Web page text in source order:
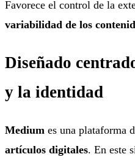
Favorece el control de la
variabilidad de los
Diseñado
y la identidad
Medium es una plataforma
artículos digitales. En este